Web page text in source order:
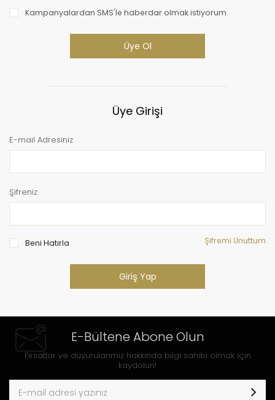
Kampanyalardan SMS'le haberdar olmak istiyorum.
Üye Ol
Üye Girişi
E-mail Adresiniz
Şifreniz
Beni Hatırla Şifremi Unuttum
Giriş Yap
E-Bültene Abone Olun
Fırsatlar ve duyurularımız hakkında bilgi sahibi olmak için
kaydolun!